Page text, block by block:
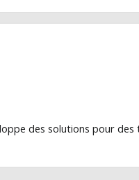
des solutions pour